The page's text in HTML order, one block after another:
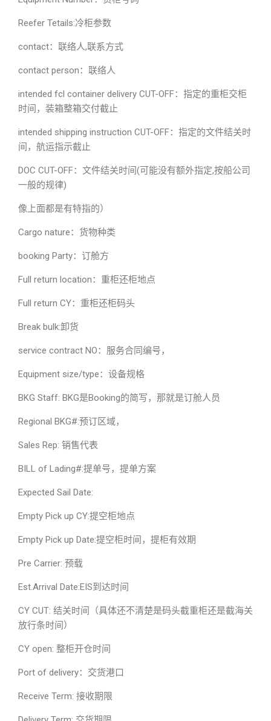
Reefer Tetails:冷柜参数
contact：联络人,联系方式
contact person：联络人
intended fcl container delivery CUT-OFF：指定的重柜交柜
时间，装箱整箱交付截止
intended shipping instruction CUT-OFF：指定的文件结关时
间，航运指示截止
DOC CUT-OFF：文件结关时间(可能没有额外指定,按船公司
一般的规律)
像上面都是有特指的）
Cargo nature：货物种类
booking Party：订舱方
Full return location：重柜还柜地点
Full return CY：重柜还柜码头
Break bulk:卸货
service contract NO：服务合同编号，
Equipment size/type：设备规格
BKG Staff: BKG是Booking的简写，那就是订舱人员
Regional BKG#:预订区域，
Sales Rep: 销售代表
BILL of Lading#:提单号，提单方案
Expected Sail Date:
Empty Pick up CY:提空柜地点
Empty Pick up Date:提空柜时间，提柜有效期
Pre Carrier: 预载
Est.Arrival Date:EIS到达时间
CY CUT: 结关时间（具体还不清楚是码头截重柜还是截海关
放行条时间）
CY open: 整柜开仓时间
Port of delivery：交货港口
Receive Term: 接收期限